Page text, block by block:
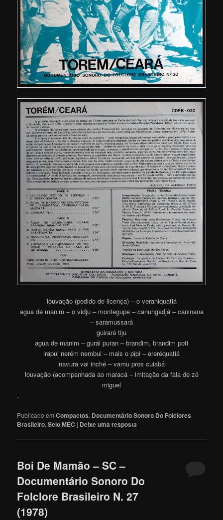
louvação (pedido de licença) – o veraniquatiá
agua de manim – o vidju – montegupe – canungadjá – caninana
– saramussará
guirará tiju
agua de manim – gurái puran – brandim, brandim poti
irapui nerém nembui – mais o pipi – ereréquatiá
navura vai inché – vamu pros cuiabá
louvação (acompanhada ao maracá – imitação da fala de zé
miguel
.
Publicado em Compactos, Documentário Sonoro Do Folclores
Brasileiro,Selo MEC | Deixe uma resposta
Boi De Mamão – SC –
Documentário Sonoro Do
Folclore Brasileiro N. 27
(1978)